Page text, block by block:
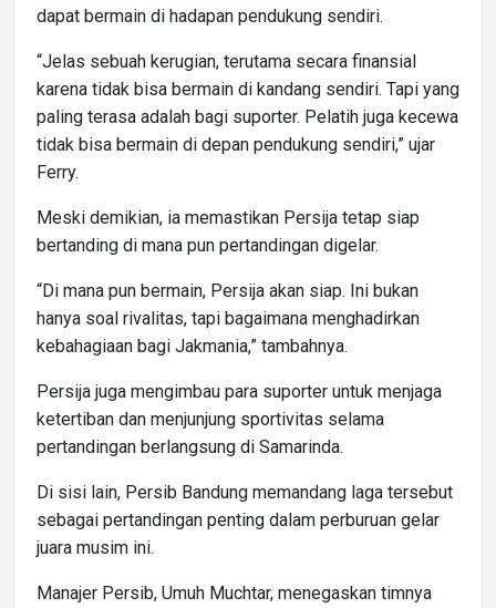
dapat bermain di hadapan pendukung sendiri.
“Jelas sebuah kerugian, terutama secara finansial
karena tidak bisa bermain di kandang sendiri. Tapi yang
paling terasa adalah bagi suporter. Pelatih juga kecewa
tidak bisa bermain di depan pendukung sendiri,” ujar
Ferry.
Meski demikian, ia memastikan Persija tetap siap
bertanding di mana pun pertandingan digelar.
“Di mana pun bermain, Persija akan siap. Ini bukan
hanya soal rivalitas, tapi bagaimana menghadirkan
kebahagiaan bagi Jakmania,” tambahnya.
Persija juga mengimbau para suporter untuk menjaga
ketertiban dan menjunjung sportivitas selama
pertandingan berlangsung di Samarinda.
Di sisi lain, Persib Bandung memandang laga tersebut
sebagai pertandingan penting dalam perburuan gelar
juara musim ini.
Manajer Persib, Umuh Muchtar, menegaskan timnya